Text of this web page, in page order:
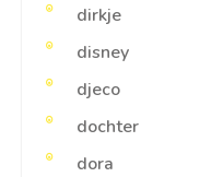
dirkje
disney
djeco
dochter
dora